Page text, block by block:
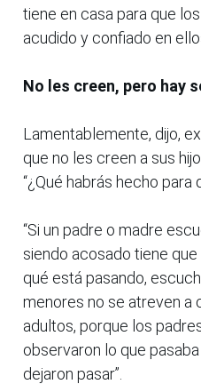
tiene en casa para que
acudido y confiado en
No les creen, pero hay
Lamentablemente, dijo,
que no les creen a sus
“¿Qué habrás hecho para
“Si un padre o madre
siendo acosado tiene
qué está pasando,
menores no se atreven a
adultos, porque los
observaron lo que
dejaron pasar”.